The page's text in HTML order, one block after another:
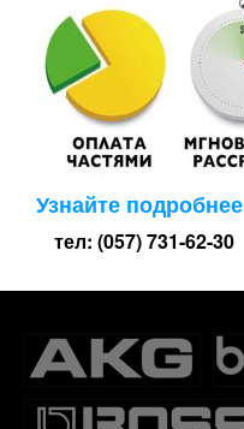
Узнайте подробнее
тел: (057) 731-62-30